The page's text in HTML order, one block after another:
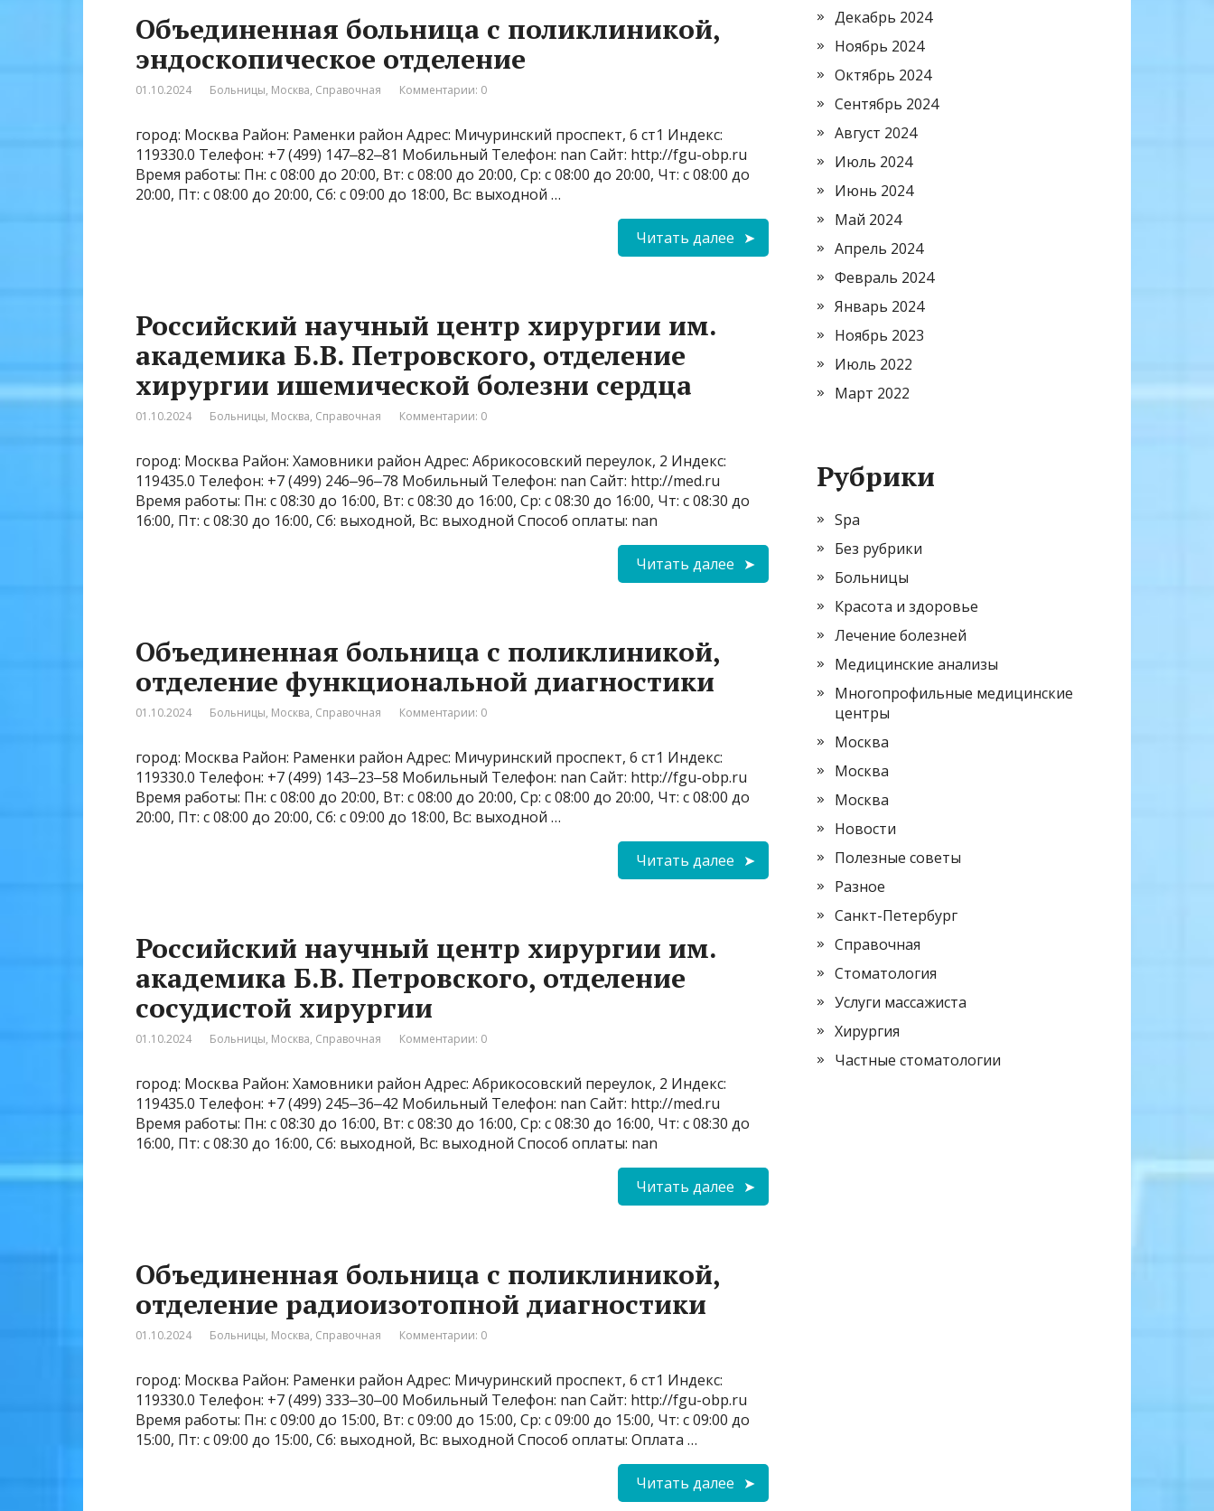
Объединенная больница с поликлиникой,
эндоскопическое отделение
01.10.2024 Больницы, Москва, Справочная Комментарии: 0
город: Москва Район: Раменки район Адрес: Мичуринский проспект, 6 ст1 Индекс:
119330.0 Телефон: +7 (499) 147‒82‒81 Мобильный Телефон: nan Сайт: http://fgu-obp.ru
Время работы: Пн: с 08:00 до 20:00, Вт: с 08:00 до 20:00, Ср: с 08:00 до 20:00, Чт: с 08:00 до
20:00, Пт: с 08:00 до 20:00, Сб: с 09:00 до 18:00, Вс: выходной …
Читать далее
Российский научный центр хирургии им.
академика Б.В. Петровского, отделение
хирургии ишемической болезни сердца
01.10.2024 Больницы, Москва, Справочная Комментарии: 0
город: Москва Район: Хамовники район Адрес: Абрикосовский переулок, 2 Индекс:
119435.0 Телефон: +7 (499) 246‒96‒78 Мобильный Телефон: nan Сайт: http://med.ru
Время работы: Пн: с 08:30 до 16:00, Вт: с 08:30 до 16:00, Ср: с 08:30 до 16:00, Чт: с 08:30 до
16:00, Пт: с 08:30 до 16:00, Сб: выходной, Вс: выходной Способ оплаты: nan
Читать далее
Объединенная больница с поликлиникой,
отделение функциональной диагностики
01.10.2024 Больницы, Москва, Справочная Комментарии: 0
город: Москва Район: Раменки район Адрес: Мичуринский проспект, 6 ст1 Индекс:
119330.0 Телефон: +7 (499) 143‒23‒58 Мобильный Телефон: nan Сайт: http://fgu-obp.ru
Время работы: Пн: с 08:00 до 20:00, Вт: с 08:00 до 20:00, Ср: с 08:00 до 20:00, Чт: с 08:00 до
20:00, Пт: с 08:00 до 20:00, Сб: с 09:00 до 18:00, Вс: выходной …
Читать далее
Российский научный центр хирургии им.
академика Б.В. Петровского, отделение
сосудистой хирургии
01.10.2024 Больницы, Москва, Справочная Комментарии: 0
город: Москва Район: Хамовники район Адрес: Абрикосовский переулок, 2 Индекс:
119435.0 Телефон: +7 (499) 245‒36‒42 Мобильный Телефон: nan Сайт: http://med.ru
Время работы: Пн: с 08:30 до 16:00, Вт: с 08:30 до 16:00, Ср: с 08:30 до 16:00, Чт: с 08:30 до
16:00, Пт: с 08:30 до 16:00, Сб: выходной, Вс: выходной Способ оплаты: nan
Читать далее
Объединенная больница с поликлиникой,
отделение радиоизотопной диагностики
01.10.2024 Больницы, Москва, Справочная Комментарии: 0
город: Москва Район: Раменки район Адрес: Мичуринский проспект, 6 ст1 Индекс:
119330.0 Телефон: +7 (499) 333‒30‒00 Мобильный Телефон: nan Сайт: http://fgu-obp.ru
Время работы: Пн: с 09:00 до 15:00, Вт: с 09:00 до 15:00, Ср: с 09:00 до 15:00, Чт: с 09:00 до
15:00, Пт: с 09:00 до 15:00, Сб: выходной, Вс: выходной Способ оплаты: Оплата …
Читать далее
Декабрь 2024
Ноябрь 2024
Октябрь 2024
Сентябрь 2024
Август 2024
Июль 2024
Июнь 2024
Май 2024
Апрель 2024
Февраль 2024
Январь 2024
Ноябрь 2023
Июль 2022
Март 2022
Рубрики
Spa
Без рубрики
Больницы
Красота и здоровье
Лечение болезней
Медицинские анализы
Многопрофильные медицинские
центры
Москва
Москва
Москва
Новости
Полезные советы
Разное
Санкт-Петербург
Справочная
Стоматология
Услуги массажиста
Хирургия
Частные стоматологии